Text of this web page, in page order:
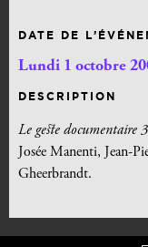
DATE DE
Lundi 1 octobre
DESCRIPTION
Le geste documentaire
Josée Manenti, Jean-
Gheerbrandt.